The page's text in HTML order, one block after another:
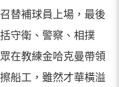
替補球員上場，最後
守衛、警察、相撲
在教練金哈克曼帶領
船工，雖然才華橫溢